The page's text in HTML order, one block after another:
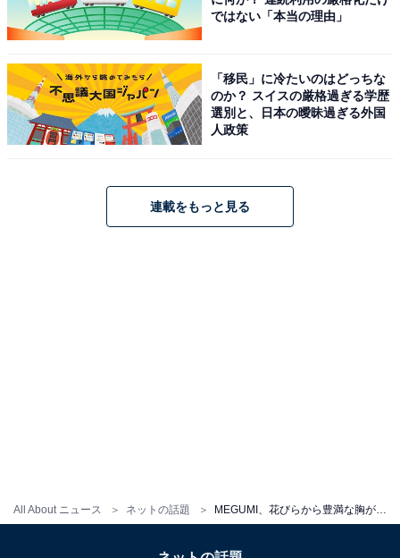
All About ニュース ネットの話題 MEGUMI、花びらから豊満な胸がちらり！ 圧巻スタイルのドレス姿に「MEGUMI様降臨！！」「神谷間」の声
ではない「本当の理由」
「移民」に冷たいのはどっちな
のか？ スイスの厳格過ぎる学歴
選別と、日本の曖昧過ぎる外国
人政策
連載をもっと見る